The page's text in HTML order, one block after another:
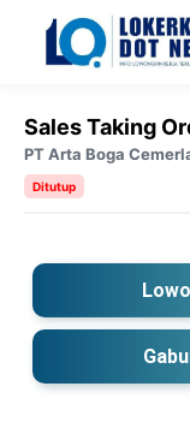
Langsung
Sales Taking
PT Arta Boga
Ditutup